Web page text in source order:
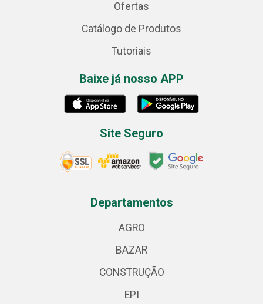
Ofertas
Catálogo de Produtos
Tutoriais
Baixe já nosso APP
Site Seguro
Departamentos
AGRO
BAZAR
CONSTRUÇÃO
EPI